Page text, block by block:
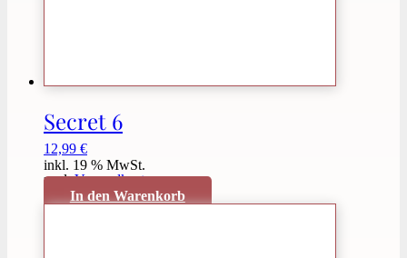
Secret 6
12,99 €
inkl. 19 % MwSt.
zzgl.Versandkosten
In den Warenkorb